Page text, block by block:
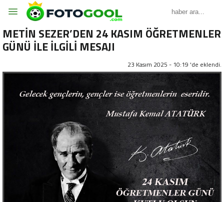
METİN SEZER’DEN 24 KASIM ÖĞRETMENLER
GÜNÜ İLE İLGİLİ MESAJI
23 Kasım 2025 - 10:19 'de eklendi.